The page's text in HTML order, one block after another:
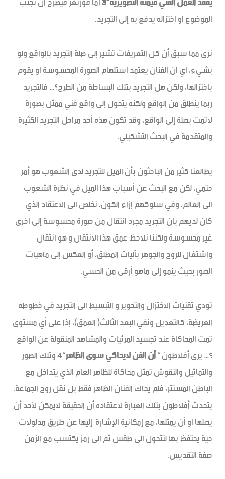
الموضوع او اختزاله يدفع به إلى التجريد.
نرى مما سبق أن كل التعريفات تشير إلى صلة التجريد بالواقع ولو
بشيء، أي ان الفنان يعتمد استلهام الصورة المحسوسة او يقوم
باختزالها، ولكن هل التجريد بتلك البساطة من الطرح؟… فالتجريد
ربما ينطلق من الواقع ولكنه يتحول إلى واقع فني ممثل بصورة
لاتمت بصلة إلى الواقع، وقد تكون هذه أحد مراحل التجريد الكثيرة
والمتقدمة في البحث التشكيلي.
يطالعنا كثير من الباحثون بأن الميل للتجريد لدى الشعوب هو أمر
حتمي، لكن مع البحث عن أسباب هذا الميل في نظرة الشعوب
إلى العالم، وفي سلوكهم إزاء الكون، نخلص إلى الاعتقاد الذي
كان لديهم بأن التجريد مجرد انتقال من صورة محسوسة إلى أخرى
غير محسوسة ولكننا نلاحظ عمق هذا الانتقال و هو انتقال
واشتغال للروح والجوهر بآليات المطلق، أو العكس إلى ماهيات
الصور بحيث ينمو إلى ماهو أرقى من الحسي.
تؤدي تقنيات الاختزال والتحوير و التبسيط إلى التجريد في خطوطه
العريضة، كالتعديل ونفي البعد الثالث( العمق)، إذاً على أي مستوى
تمت المحاكاة عند تجسيد المرئيات والمشاهد المنقولة عن الواقع
؟… يرى أفلاطون “أن الفن لايحاكي سوى الظاهر
“4 وتلك الصور
والتماثيل والنقوش تمثل محاكاة للظاهر العام الذي يتداخل مع
الباطن المستتر، فلم يحاكِ الفنان الظاهر فقط بل نقل روح الجماعة.
يتحدث أفلاطون بتلك العبارة لاعتقاده أن الحقيقة لايمكن لأحد أن
يصلها أو أن يمثلها، مع إمكانية الإشارة إليها عن طريق مدلولات
حية يحتفظ بها لتتحول إلى طقس ثم إلى رمز يكتسب مع الزمن
صفة التقديس.